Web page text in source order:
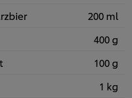
200 ml
400 g
100 g
1 kg